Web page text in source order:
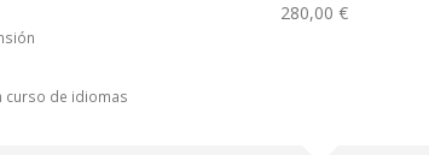
280,00 €
curso de idiomas